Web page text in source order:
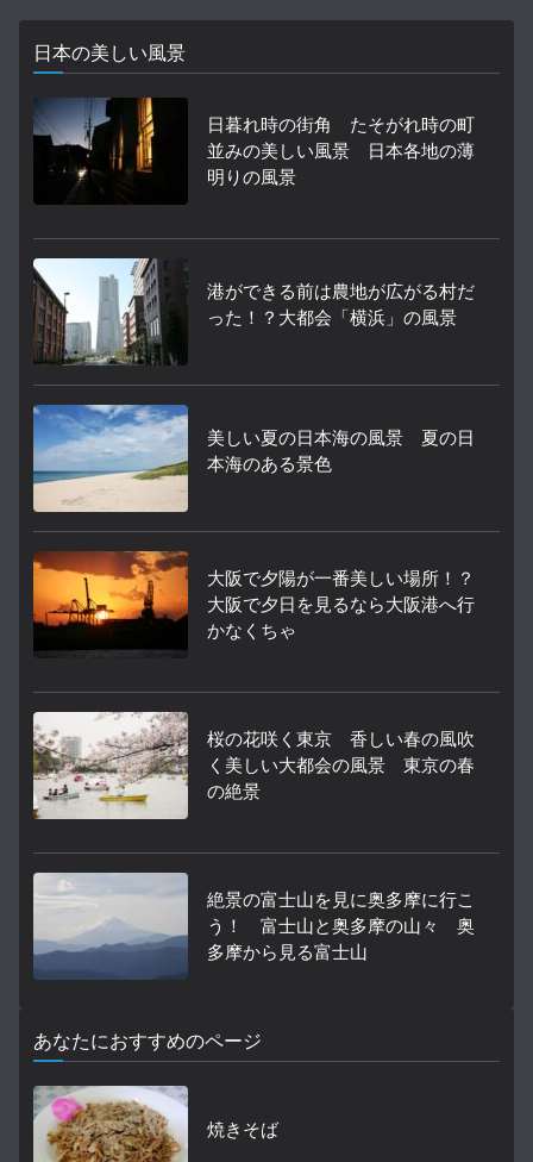
日本の美しい風景
日暮れ時の街角 たそがれ時の町
並みの美しい風景 日本各地の薄
明りの風景
港ができる前は農地が広がる村だ
った！？大都会「横浜」の風景
美しい夏の日本海の風景 夏の日
本海のある景色
大阪で夕陽が一番美しい場所！？
大阪で夕日を見るなら大阪港へ行
かなくちゃ
桜の花咲く東京 香しい春の風吹
く美しい大都会の風景 東京の春
の絶景
絶景の富士山を見に奥多摩に行こ
う！ 富士山と奥多摩の山々 奥
多摩から見る富士山
あなたにおすすめのページ
焼きそば